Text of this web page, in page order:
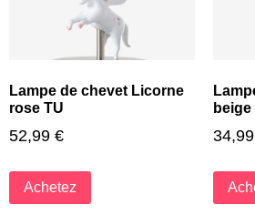
Lampe de chevet Licorne
rose TU
52,99 €
Achetez
beige
34,99